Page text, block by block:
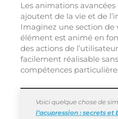
Les animations
ajoutent de la vie et de
Imaginez une section de
élément est animé en
des actions de
facilement réalisable
compétences
Voici quelque chose de
l’acupression : secrets